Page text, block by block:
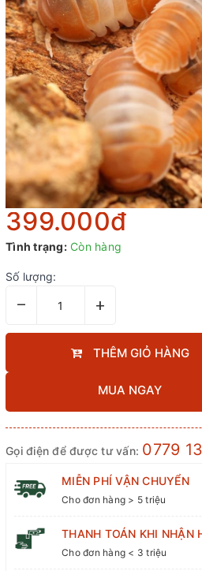
399.000₫
Tình trạng: Còn hàng
Số lượng:
– +
THÊM GIỎ HÀNG
MUA NGAY
Gọi điện để được tư vấn: 0779
MIỄN PHÍ VẬN CHUYỂN
Cho đơn hàng > 5 triệu
THANH TOÁN KHI NHẬN
Cho đơn hàng < 3 triệu